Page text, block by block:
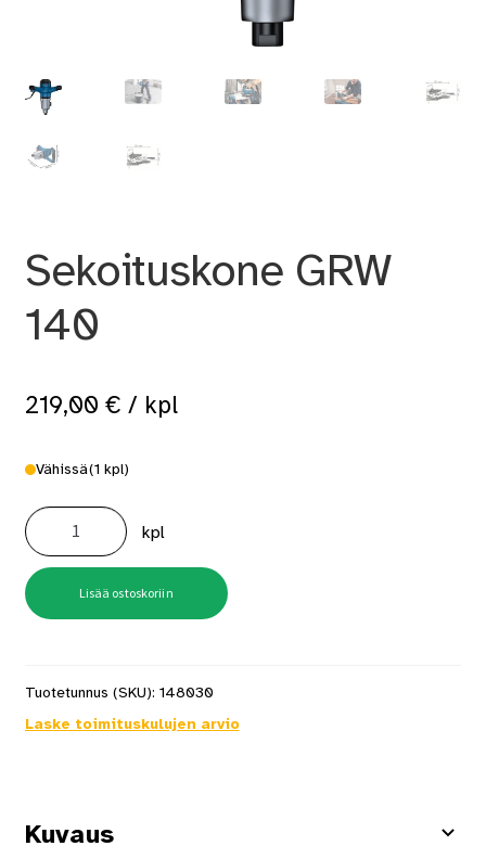
Sekoituskone GRW
140
219,00 € / kpl
Vähissä(1 kpl)
Sekoituskone
GRW
140
määrä
kpl
Lisää ostoskoriin
Tuotetunnus (SKU): 148030
Laske toimituskulujen arvio
Kuvaus